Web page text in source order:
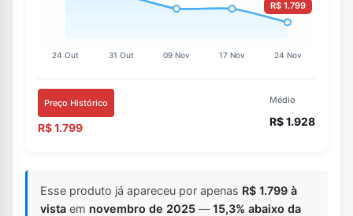
Preço Histórico
R$ 1.799
Médio
R$ 1.928
Esse produto já apareceu por apenas R$ 1.799 à
vista em novembro de 2025 —15,3% abaixo da